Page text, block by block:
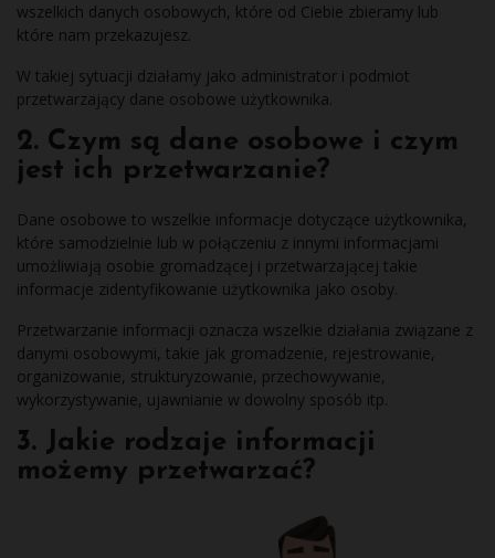
wszelkich danych osobowych, które od Ciebie zbieramy lub
które nam przekazujesz.
W takiej sytuacji działamy jako administrator i podmiot
przetwarzający dane osobowe użytkownika.
2. Czym są dane osobowe i czym
jest ich przetwarzanie?
Dane osobowe to wszelkie informacje dotyczące użytkownika,
które samodzielnie lub w połączeniu z innymi informacjami
umożliwiają osobie gromadzącej i przetwarzającej takie
informacje zidentyfikowanie użytkownika jako osoby.
Przetwarzanie informacji oznacza wszelkie działania związane z
danymi osobowymi, takie jak gromadzenie, rejestrowanie,
organizowanie, strukturyzowanie, przechowywanie,
wykorzystywanie, ujawnianie w dowolny sposób itp.
3. Jakie rodzaje informacji
możemy przetwarzać?